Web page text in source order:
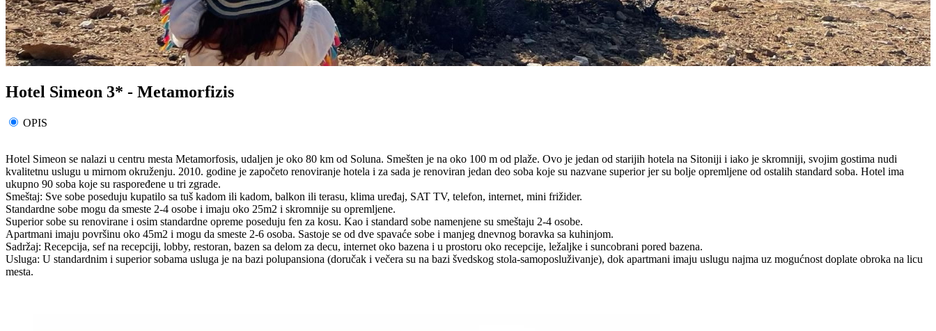
Hotel Simeon 3* - Metamorfizis
OPIS
Hotel Simeon se nalazi u centru mesta Metamorfosis, udaljen je oko 80 km od Soluna. Smešten je na oko 100 m od plaže. Ovo je jedan od starijih hotela na Sitoniji i iako je skromniji, svojim gostima nudi
kvalitetnu uslugu u mirnom okruženju. 2010. godine je započeto renoviranje hotela i za sada je renoviran jedan deo soba koje su nazvane superior jer su bolje opremljene od ostalih standard soba. Hotel ima
ukupno 90 soba koje su raspoređene u tri zgrade.
Smeštaj: Sve sobe poseduju kupatilo sa tuš kadom ili kadom, balkon ili terasu, klima uređaj, SAT TV, telefon, internet, mini frižider.
Standardne sobe mogu da smeste 2-4 osobe i imaju oko 25m2 i skromnije su opremljene.
Superior sobe su renovirane i osim standardne opreme poseduju fen za kosu. Kao i standard sobe namenjene su smeštaju 2-4 osobe.
Apartmani imaju površinu oko 45m2 i mogu da smeste 2-6 osoba. Sastoje se od dve spavaće sobe i manjeg dnevnog boravka sa kuhinjom.
Sadržaj: Recepcija, sef na recepciji, lobby, restoran, bazen sa delom za decu, internet oko bazena i u prostoru oko recepcije, ležaljke i suncobrani pored bazena.
Usluga: U standardnim i superior sobama usluga je na bazi polupansiona (doručak i večera su na bazi švedskog stola-samoposluživanje), dok apartmani imaju uslugu najma uz mogućnost doplate obroka na licu
mesta.